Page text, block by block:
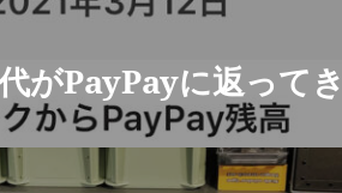
がPayPayに返って